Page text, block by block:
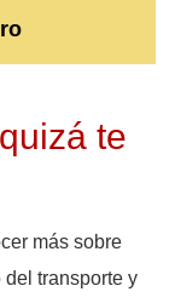
te
más sobre
transporte y